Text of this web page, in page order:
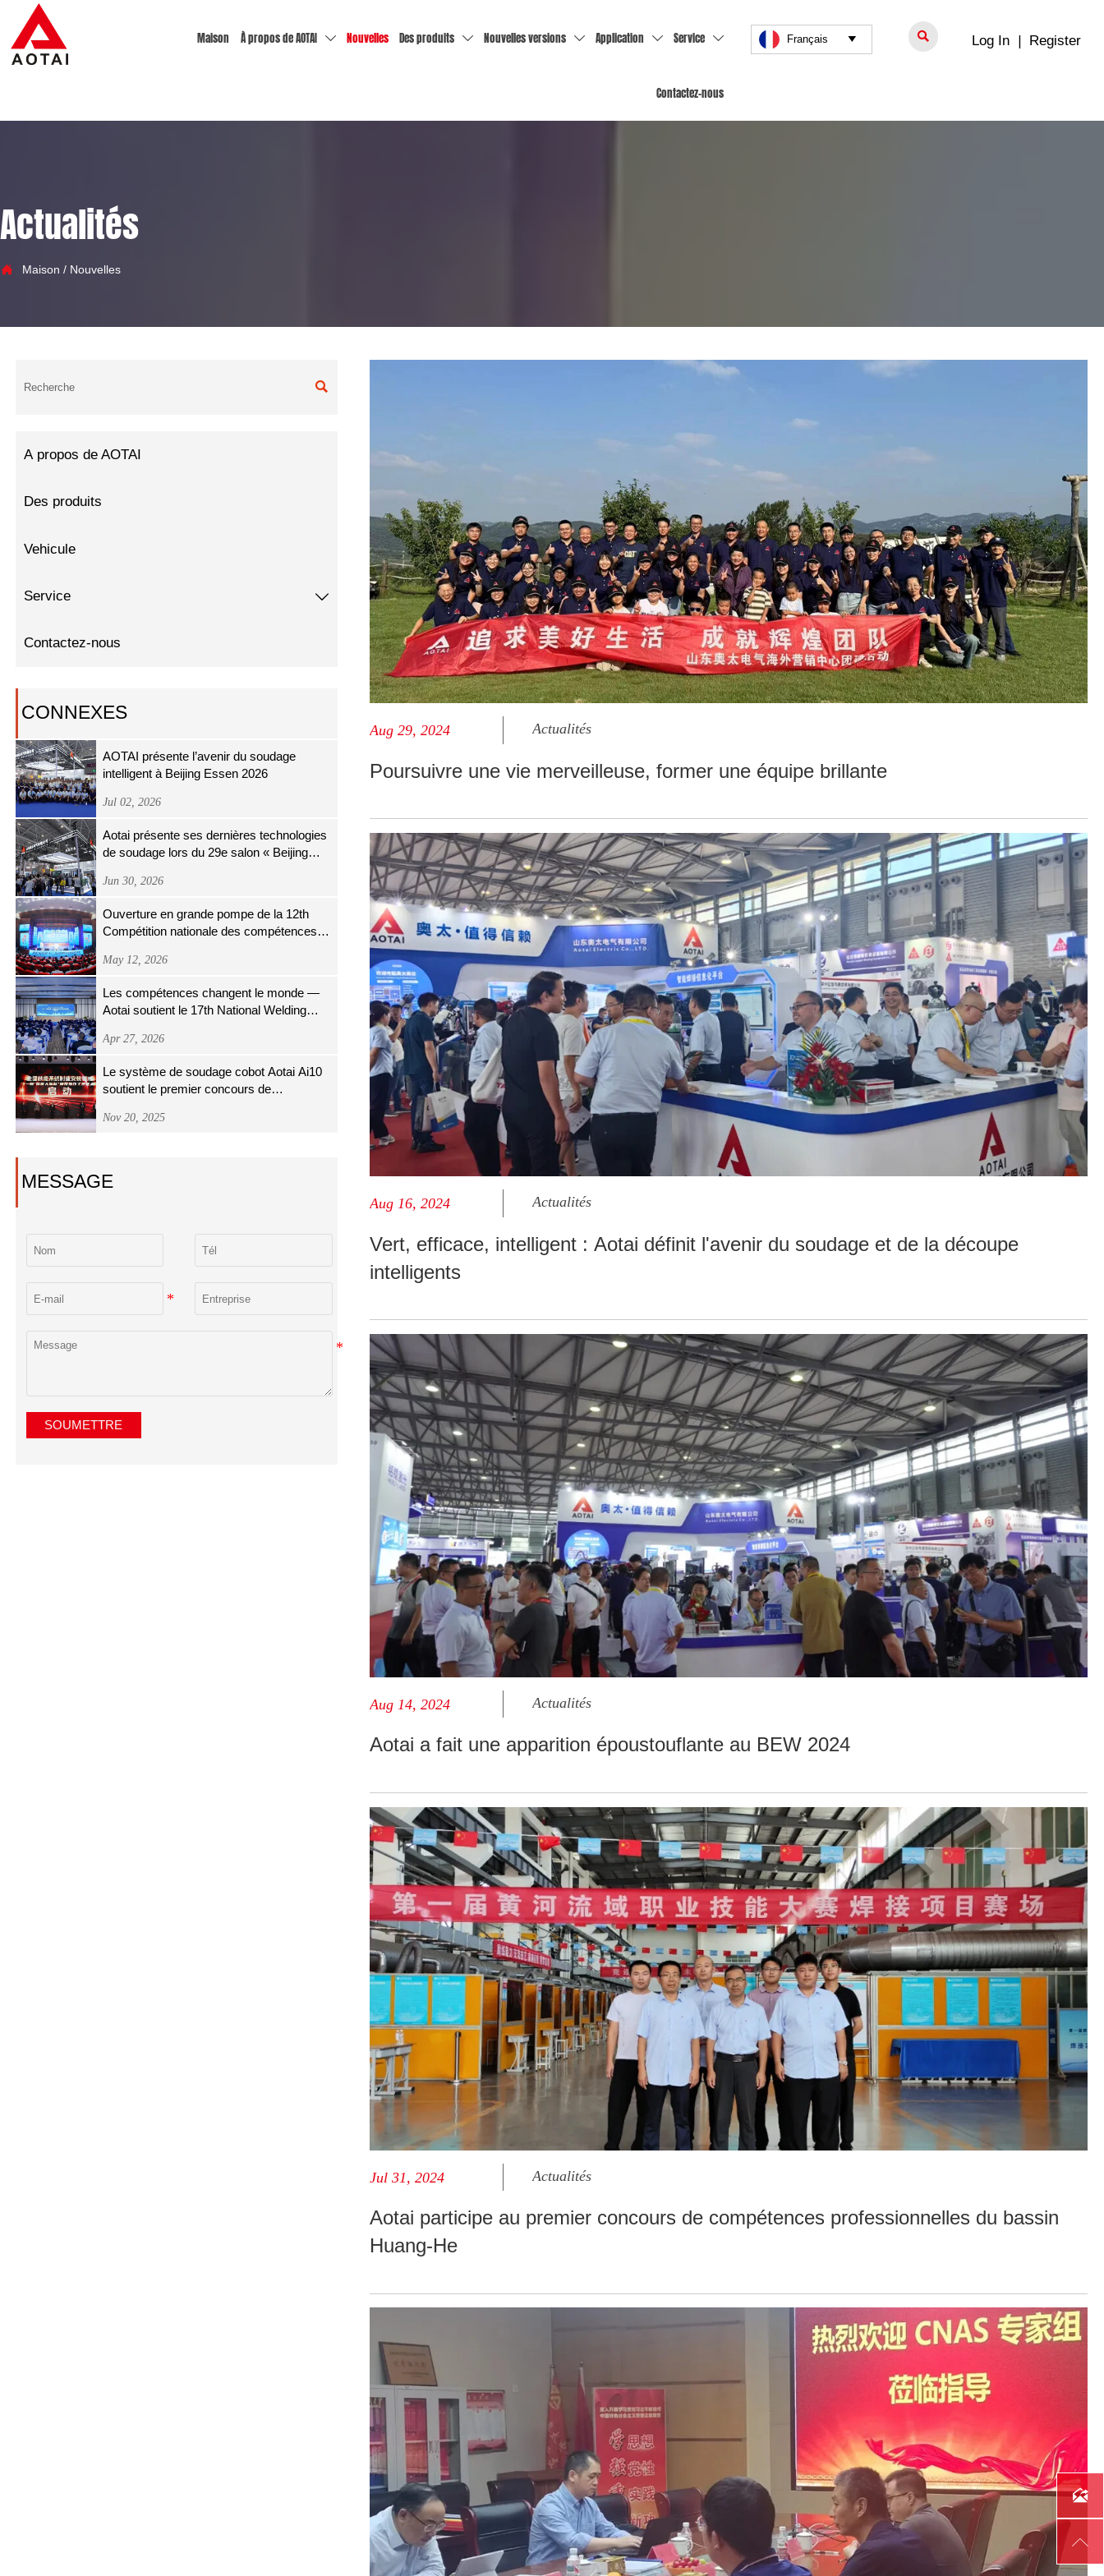
Maison À propos de AOTAI  Nouvelles Des produits  Nouvelles versions  Application  Service 
Contactez-nous
Français   Log In | Register
Actualités
 Maison / Nouvelles

À propos de AOTAI
Des produits
Vehicule
Service 
Contactez-nous
CONNEXES
AOTAI présente l’avenir du soudage
intelligent à Beijing Essen 2026
Jul 02, 2026
Aotai présente ses dernières technologies
de soudage lors du 29e salon « Beijing
Jun 30, 2026
Ouverture en grande pompe de la 12th
Compétition nationale des compétences
l'acier
May 12, 2026
Les compétences changent le monde —
Aotai soutient le 17th National Welding
Apr 27, 2026
Le système de soudage cobot Aotai Ai10
soutient le premier concours de
"Welder Master Cup" du système national
Nov 20, 2025
MESSAGE
SOUMETTRE
Aug 29, 2024 Actualités
Poursuivre une vie merveilleuse, former une équipe brillante
Aug 16, 2024 Actualités
Vert, efficace, intelligent : Aotai définit l'avenir du soudage et de la découpe
intelligents
Aug 14, 2024 Actualités
Aotai a fait une apparition époustouflante au BEW 2024
Jul 31, 2024 Actualités
Aotai participe au premier concours de compétences professionnelles du bassin
Huang-He

